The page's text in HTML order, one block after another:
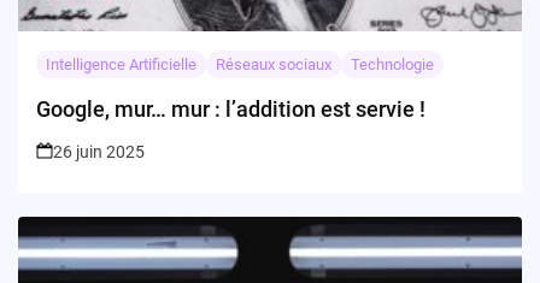
Intelligence Artificielle Réseaux sociaux Technologie
Google, mur… mur : l’addition est servie !
26 juin 2025